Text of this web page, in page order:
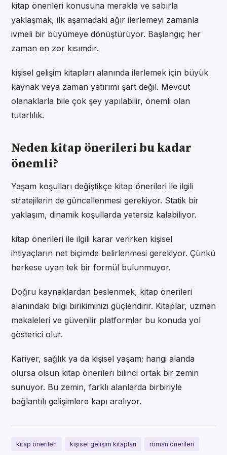
kitap önerileri konusuna merakla ve sabırla
yaklaşmak, ilk aşamadaki ağır ilerlemeyi zamanla
ivmeli bir büyümeye dönüştürüyor. Başlangıç her
zaman en zor kısımdır.
kişisel gelişim kitapları alanında ilerlemek için büyük
kaynak veya zaman yatırımı şart değil. Mevcut
olanaklarla bile çok şey yapılabilir, önemli olan
tutarlılık.
Neden kitap önerileri bu kadar
önemli?
Yaşam koşulları değiştikçe kitap önerileri ile ilgili
stratejilerin de güncellenmesi gerekiyor. Statik bir
yaklaşım, dinamik koşullarda yetersiz kalabiliyor.
kitap önerileri ile ilgili karar verirken kişisel
ihtiyaçların net biçimde belirlenmesi gerekiyor. Çünkü
herkese uyan tek bir formül bulunmuyor.
Doğru kaynaklardan beslenmek, kitap önerileri
alanındaki bilgi birikiminizi güçlendirir. Kitaplar, uzman
makaleleri ve güvenilir platformlar bu konuda yol
gösterici olur.
Kariyer, sağlık ya da kişisel yaşam; hangi alanda
olursa olsun kitap önerileri bilinci ortak bir zemin
sunuyor. Bu zemin, farklı alanlarda birbiriyle
bağlantılı gelişimlere kapı aralıyor.
kitap önerileri kişisel gelişim kitapları roman önerileri